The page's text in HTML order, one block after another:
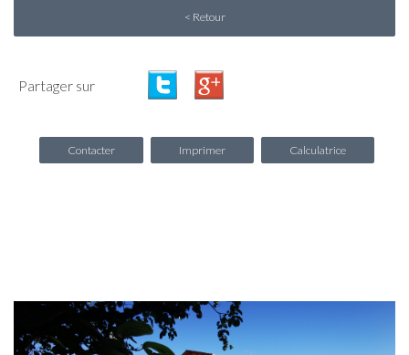
< Retour
Partager sur
Contacter Imprimer Calculatrice